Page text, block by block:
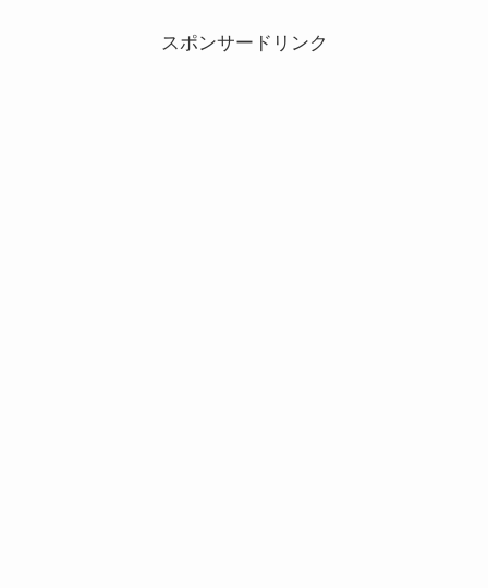
スポンサードリンク